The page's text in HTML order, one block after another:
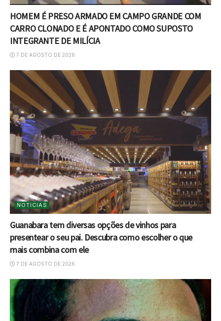
HOMEM É PRESO ARMADO EM CAMPO GRANDE COM
CARRO CLONADO E É APONTADO COMO SUPOSTO
INTEGRANTE DE MILÍCIA
7 DE AGOSTO DE 2026
NOTICIAS
Guanabara tem diversas opções de vinhos para
presentear o seu pai. Descubra como escolher o que
mais combina com ele
7 DE AGOSTO DE 2026